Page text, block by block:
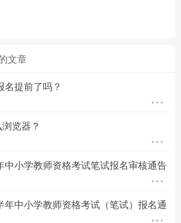
教师资格考试期间更换手机号，以
学霸君好友 享一对一答疑
文章
名提前了吗？
览器？
中小学教师资格考试笔试报名审核通告
年中小学教师资格考试（笔试）报名通